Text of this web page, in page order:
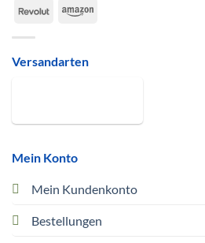
Mein Konto
Mein Kundenkonto
Bestellungen
RevolutAmazon
Versandarten